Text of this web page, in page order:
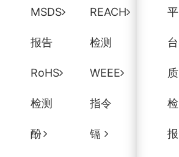
MSDS
报告
REACH
检测
RoHS
检测
WEEE
指令
酚 镉
平
台
质
检
报